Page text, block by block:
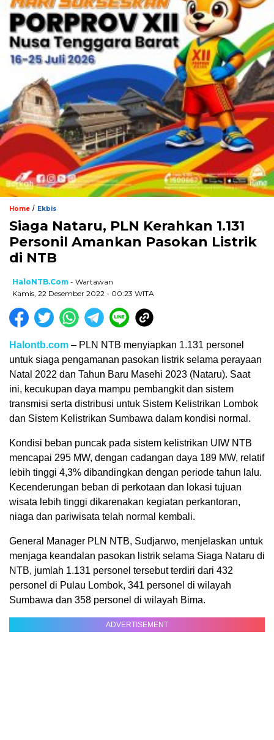
Home / Ekbis
Siaga Nataru, PLN Kerahkan 1.131
Personil Amankan Pasokan Listrik
di NTB
HaloNTB.com - Wartawan
Kamis, 22 Desember 2022 - 00:23 WITA
Halontb.com – PLN NTB menyiapkan 1.131 personel
untuk siaga pengamanan pasokan listrik selama perayaan
Natal 2022 dan Tahun Baru Masehi 2023 (Nataru). Saat
ini, kecukupan daya mampu pembangkit dan sistem
transmisi serta distribusi untuk Sistem Kelistrikan Lombok
dan Sistem Kelistrikan Sumbawa dalam kondisi normal.
Kondisi beban puncak pada sistem kelistrikan UIW NTB
mencapai 295 MW, dengan cadangan daya 189 MW, relatif
lebih tinggi 4,3% dibandingkan dengan periode tahun lalu.
Kecenderungan beban di perkotaan dan lokasi tujuan
wisata lebih tinggi dikarenakan kegiatan perkantoran,
niaga dan pariwisata telah normal kembali.
General Manager PLN NTB, Sudjarwo, menjelaskan untuk
menjaga keandalan pasokan listrik selama Siaga Nataru di
NTB, jumlah 1.131 personel tersebut terdiri dari 432
personel di Pulau Lombok, 341 personel di wilayah
Sumbawa dan 358 personel di wilayah Bima.
ADVERTISEMENT